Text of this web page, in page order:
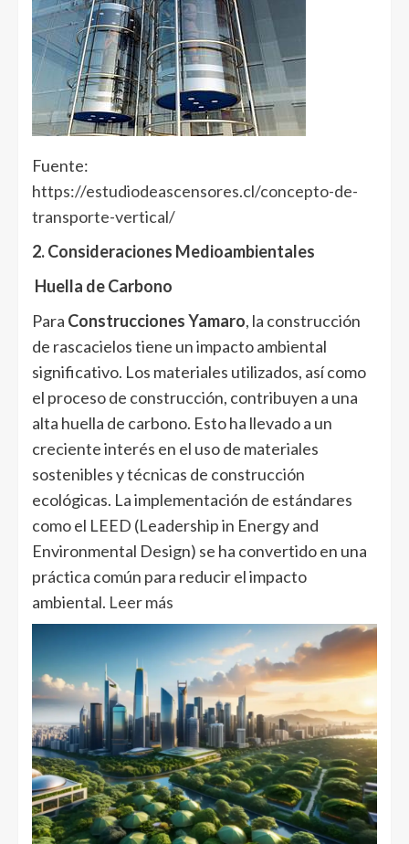
Fuente:
https://estudiodeascensores.cl/concepto-de-
transporte-vertical/
2. Consideraciones Medioambientales
Huella de Carbono
Para Construcciones Yamaro, la construcción
de rascacielos tiene un impacto ambiental
significativo. Los materiales utilizados, así como
el proceso de construcción, contribuyen a una
alta huella de carbono. Esto ha llevado a un
creciente interés en el uso de materiales
sostenibles y técnicas de construcción
ecológicas. La implementación de estándares
como el LEED (Leadership in Energy and
Environmental Design) se ha convertido en una
práctica común para reducir el impacto
ambiental. Leer más